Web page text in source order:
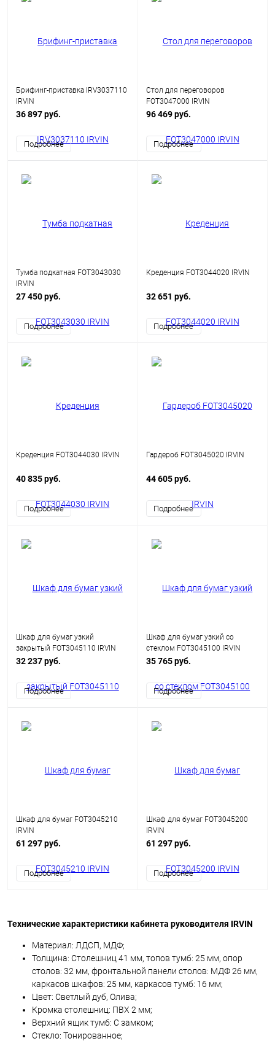
Брифинг-приставка IRV3037110
IRVIN
36 897 руб.
Подробнее
Стол для переговоров
FOT3047000 IRVIN
96 469 руб.
Подробнее
Тумба подкатная FOT3043030
IRVIN
27 450 руб.
Подробнее
Креденция FOT3044020 IRVIN
32 651 руб.
Подробнее
Креденция FOT3044030 IRVIN
40 835 руб.
Подробнее
Гардероб FOT3045020 IRVIN
44 605 руб.
Подробнее
Шкаф для бумаг узкий
закрытый FOT3045110 IRVIN
32 237 руб.
Подробнее
Шкаф для бумаг узкий со
стеклом FOT3045100 IRVIN
35 765 руб.
Подробнее
Шкаф для бумаг FOT3045210
IRVIN
61 297 руб.
Подробнее
Шкаф для бумаг FOT3045200
IRVIN
61 297 руб.
Подробнее
Технические характеристики кабинета руководителя IRVIN
Материал: ЛДСП, МДФ;
Толщина: Столешниц 41 мм, топов тумб: 25 мм, опор
столов: 32 мм, фронтальной панели столов: МДФ 26 мм,
каркасов шкафов: 25 мм, каркасов тумб: 16 мм;
Цвет: Светлый дуб, Олива;
Кромка столешниц: ПВХ 2 мм;
Верхний ящик тумб: C замком;
Cтекло: Тонированное;